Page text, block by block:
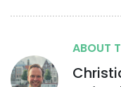
ABOUT